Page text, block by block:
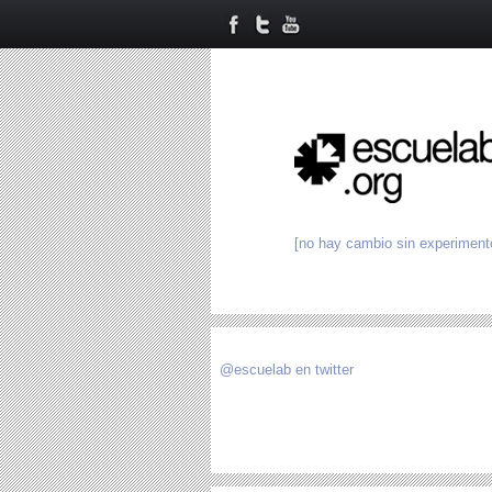
[no hay cambio sin
@escuelab en twitter